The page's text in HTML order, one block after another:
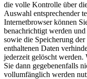
die volle Kontrolle über
Auswahl entsprechender
Internetbrowser können
benachrichtigt werden
sowie die Speicherung
enthaltenen Daten
jederzeit gelöscht werden.
Sie dann gegebenenfalls
vollumfänglich werden